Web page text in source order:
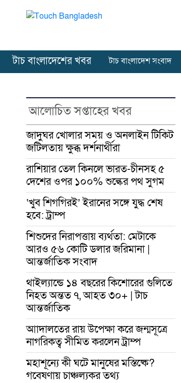
টাচ বাংলাদেশের খবর টাচ বাংলাদেশ সংবাদ
আলোচিত সপ্তাহের খবর
জাদুঘর খোলার সময় ও অনলাইন টিকিট
জটিলতায় ক্ষুব্ধ দর্শনার্থীরা
রাশিয়ার তেল কিনলে ভারত-চীনসহ ৫
দেশের ওপর ১০০% শুল্কের পথ সুগম
‘খুব শিগগিরই’ ইরানের সঙ্গে যুদ্ধ শেষ
হবে: ট্রাম্প
শিশুদের নিরাপত্তায় ব্যর্থতা: মেটাকে
আরও ৫৬ কোটি ডলার জরিমানা |
আন্তর্জাতিক সংবাদ
থাইল্যান্ডে ১৪ বছরের কিশোরের গুলিতে
নিহত অন্তত ৭, আহত ৩০+ | টাচ
আন্তর্জাতিক
আাদালতের রায় উপেক্ষা করে জন্মসূত্রে
নাগরিকত্ব সীমিত করলেন ট্রাম্প
মহাশূন্যে কী ঘটে মানুষের মস্তিষ্কে?
গবেষণায় চাঞ্চল্যকর তথ্য